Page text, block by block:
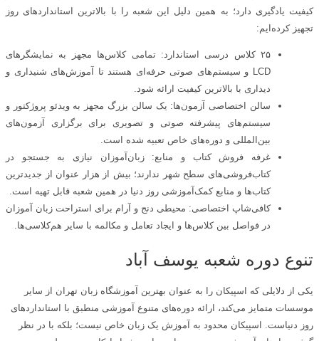
کیفیت یادگیری دارد؛ به همین دلیل این شعبه را با بالاترین استانداردهای روز
تجهیز کرده‌ایم:
۲۵ کلاس درسی استاندارد: تمامی کلاس‌ها مجهز به نمایشگرهای
LCD و سیستم‌های صوتی حرفه‌ای هستند تا آموزش‌های شنیداری و
دیداری با بالاترین کیفیت ارائه شود.
سالن اختصاصی آزمون‌ها: یک سالن بزرگ مجهز به ویدئو پروژکتور و
سیستم‌های پیشرفته صوتی و تصویری برای برگزاری آزمون‌های
بین‌المللی و دوره‌های خاص تعبیه شده است.
غرفه فروش کتاب و منابع: زبان‌آموزان نیازی به جستجو در
کتاب‌فروشی‌های سطح شهر ندارند؛ بیش از هزار عنوان از جدیدترین
کتاب‌ها و منابع کمک‌آموزشی روز دنیا در همین شعبه قابل تهیه است.
کافی‌شاپ اختصاصی: محیطی دنج و آرام برای استراحت زبان‌ آموزان
در فواصل بین کلاس‌ها و ایجاد تعامل و مکالمه با سایر هم‌کلاسی‌ها.
تنوع دوره‌ شعبه یوسف‌ آباد
یکی از دلایلی که اسپیکان را به عنوان بهترین آموزشگاه زبان تهران از سایر
موسسات متمایز می‌کند، ارائه دوره‌های متنوع آموزشی منطبق با استانداردهای
روز دنیاست. اسپیکان محدود به آموزش یک زبان خاص نیست؛ بلکه با در نظر